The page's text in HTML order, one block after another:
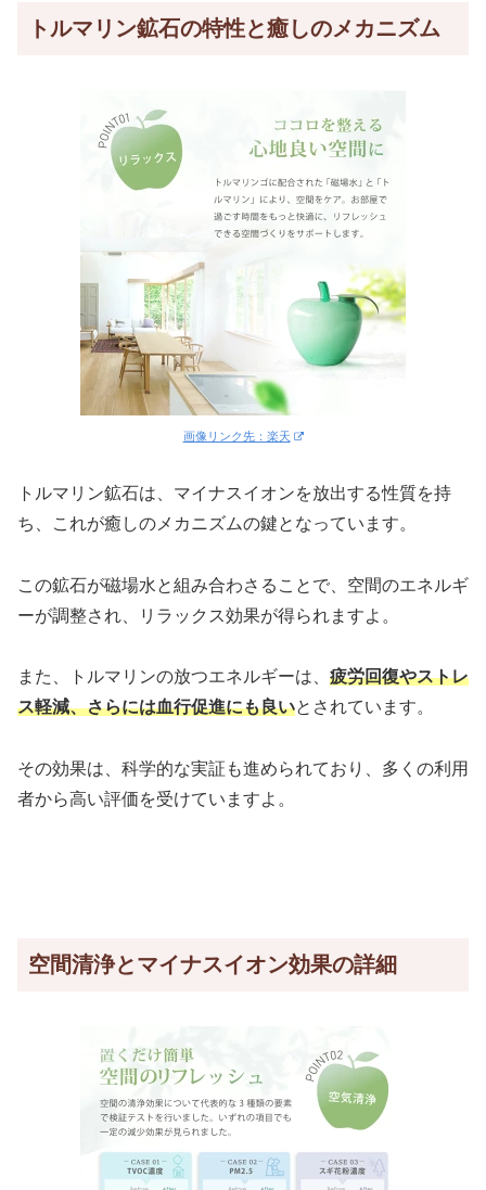
トルマリン鉱石の特性と癒しのメカニズム
画像リンク先：楽天
トルマリン鉱石は、マイナスイオンを放出する性質を持
ち、これが癒しのメカニズムの鍵となっています。
この鉱石が磁場水と組み合わさることで、空間のエネルギ
ーが調整され、リラックス効果が得られますよ。
また、トルマリンの放つエネルギーは、 疲労回復やストレ
ス軽減、さらには血行促進にも良いとされています。
その効果は、科学的な実証も進められており、多くの利用
者から高い評価を受けていますよ。
空間清浄とマイナスイオン効果の詳細